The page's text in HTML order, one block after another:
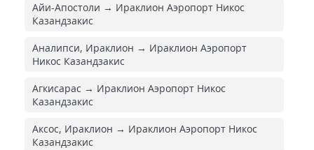
Айи-Апостоли → Ираклион Аэропорт Никос
Казандзакис
Аналипси, Ираклион → Ираклион Аэропорт
Никос Казандзакис
Агкисарас → Ираклион Аэропорт Никос
Казандзакис
Аксос, Ираклион → Ираклион Аэропорт Никос
Казандзакис